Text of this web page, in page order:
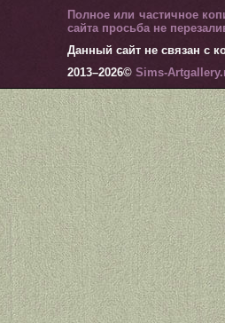
Полное или частичное
сайта просьба не
Данный сайт не связан с
2013–2026© Sims-